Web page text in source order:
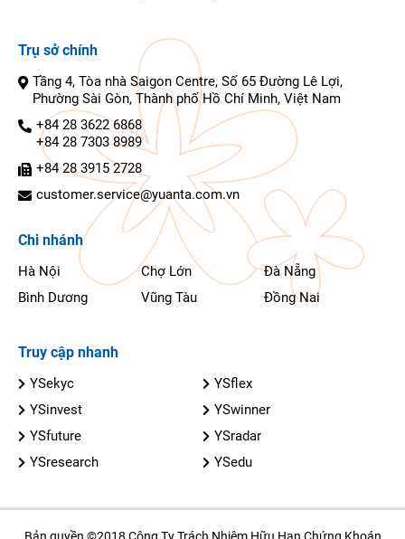
Trụ sở chính
Tầng 4, Tòa nhà Saigon Centre, Số 65 Đường Lê Lợi,
Phường Sài Gòn, Thành phố Hồ Chí Minh, Việt Nam
+84 28 3622 6868
+84 28 7303 8989
+84 28 3915 2728
customer.service@yuanta.com.vn
Chi nhánh
Hà Nội Chợ Lớn
Đà Nẵng
Bình Dương
Vũng Tàu Đồng Nai
Truy cập nhanh
YSekyc
YSflex
YSinvest
YSwinner
YSfuture
YSradar
YSresearch
YSedu